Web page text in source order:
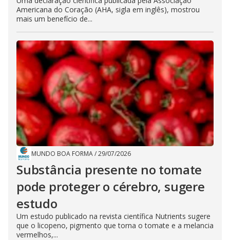
Americana do Coração (AHA, sigla em inglês), mostrou
mais um benefício de...
MUNDO BOA FORMA/29/07/2026
Substância presente no tomate
pode proteger o cérebro, sugere
estudo
Um estudo publicado na revista científica Nutrients sugere
que o licopeno, pigmento que torna o tomate e a melancia
vermelhos,...